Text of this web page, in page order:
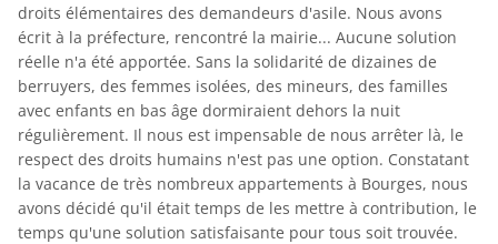
droits élémentaires des demandeurs d'asile. Nous avons
écrit à la préfecture, rencontré la mairie... Aucune solution
réelle n'a été apportée. Sans la solidarité de dizaines de
berruyers, des femmes isolées, des mineurs, des familles
avec enfants en bas âge dormiraient dehors la nuit
régulièrement. Il nous est impensable de nous arrêter là, le
respect des droits humains n'est pas une option. Constatant
la vacance de très nombreux appartements à Bourges, nous
avons décidé qu'il était temps de les mettre à contribution, le
temps qu'une solution satisfaisante pour tous soit trouvée.